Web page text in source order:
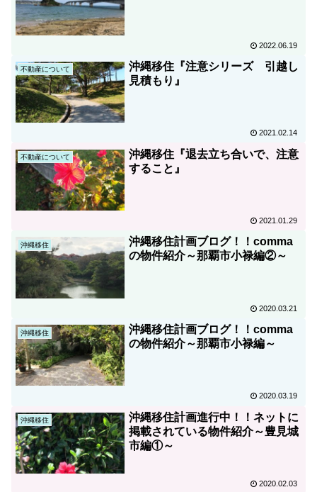
2022.06.19
不動産について
沖縄移住『注意シリーズ 引越し
見積もり』
2021.02.14
不動産について
沖縄移住『退去立ち合いで、注意
すること』
2021.01.29
沖縄移住
沖縄移住計画ブログ！！comma
の物件紹介～那覇市小禄編②～
2020.03.21
沖縄移住
沖縄移住計画ブログ！！comma
の物件紹介～那覇市小禄編～
2020.03.19
沖縄移住
沖縄移住計画進行中！！ネットに
掲載されている物件紹介～豊見城
市編①～
2020.02.03